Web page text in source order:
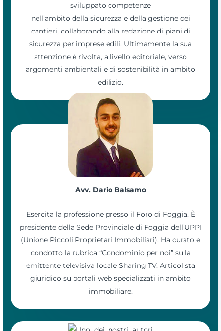
sviluppato competenze
nell’ambito della sicurezza e della gestione dei
cantieri, collaborando alla redazione di piani di
sicurezza per imprese edili. Ultimamente la sua
attenzione è rivolta, a livello editoriale, verso
argomenti ambientali e di sostenibilità in ambito
edilizio.
Avv. Dario Balsamo
Esercita la professione presso il Foro di Foggia. È
presidente della Sede Provinciale di Foggia dell’UPPI
(Unione Piccoli Proprietari Immobiliari). Ha curato e
condotto la rubrica “Condominio per noi” sulla
emittente televisiva locale Sharing TV. Articolista
giuridico su portali web specializzati in ambito
immobiliare.